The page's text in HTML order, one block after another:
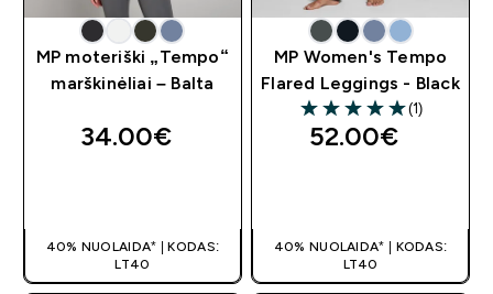
MP moteriški „Tempo“
marškinėliai – Balta
34.00€‎
40% NUOLAIDA* | KODAS:
LT40
MP Women's Tempo
Flared Leggings - Black
5 out of 5 stars
(1)
52.00€‎
40% NUOLAIDA* | KODAS:
LT40